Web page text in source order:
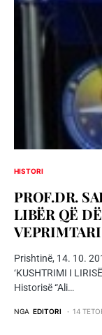
HISTORI
PROF.DR.
LIBËR QË
Prishtinë, 14. 10.
‘KUSHTRIMI I
Historisë “Ali…
NGA EDITORI 14